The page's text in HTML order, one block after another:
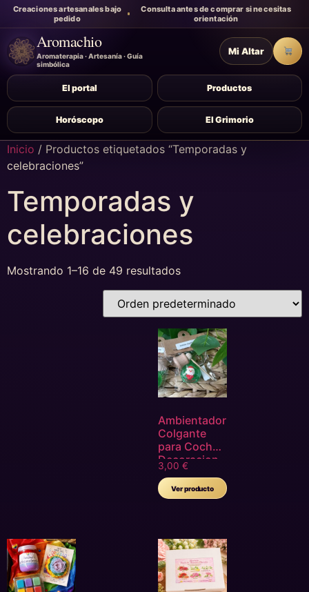
Creaciones artesanales bajo
pedido
Consulta antes de comprar si necesitas
orientación
Aromachio
Aromaterapia · Artesanía · Guía
simbólica
El portal Productos
Horóscopo El Grimorio
Mi Altar
Inicio / Productos etiquetados “Temporadas y
celebraciones”
Temporadas y
celebraciones
Mostrando 1–16 de 49 resultados
Ambientador
Colgante
para Coche
Decoracion
Navidena
Aroma
Chupa
3,00 €
Ver producto